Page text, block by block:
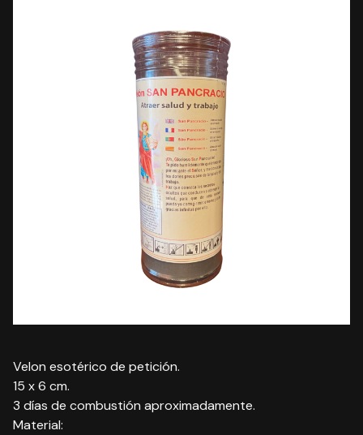
Velon esotérico de petición.
15 x 6 cm.
3 días de combustión aproximadamente.
Material: